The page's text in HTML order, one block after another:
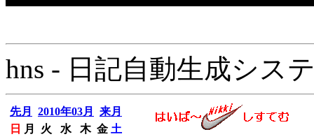
hns - 日記自動生成シス
先月 2010年03月
来月
日
月 火 水 木 金 土